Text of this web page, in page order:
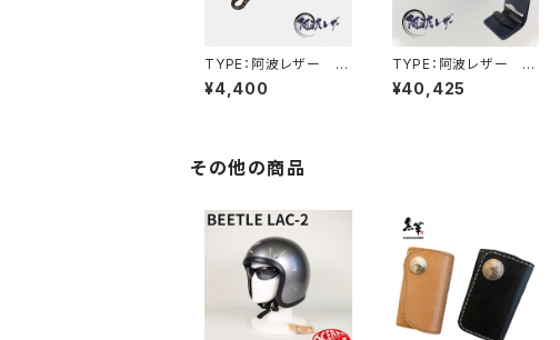
TYPE：阿波レザー S
R-Ⅰ
¥4,400
TYPE：阿波レザー M
INI-Ⅱ
¥40,425
その他の商品